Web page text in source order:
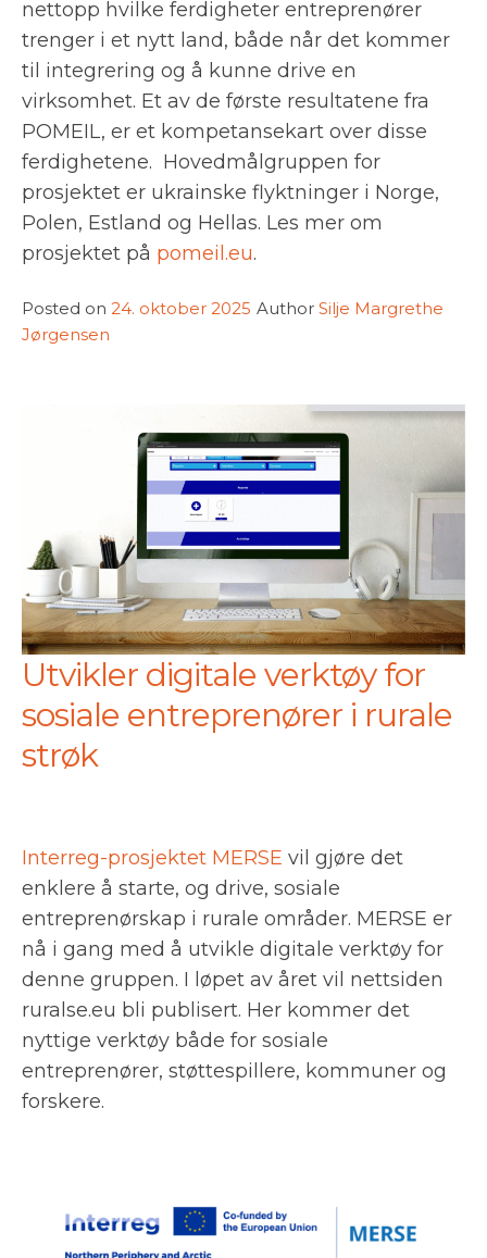
nettopp hvilke ferdigheter entreprenører
trenger i et nytt land, både når det kommer
til integrering og å kunne drive en
virksomhet. Et av de første resultatene fra
POMEIL, er et kompetansekart over disse
ferdighetene. Hovedmålgruppen for
prosjektet er ukrainske flyktninger i Norge,
Polen, Estland og Hellas. Les mer om
prosjektet på pomeil.eu.
Posted on 24. oktober 2025 Author Silje Margrethe
Jørgensen
Utvikler digitale verktøy for
sosiale entreprenører i rurale
strøk
Interreg-prosjektet MERSE vil gjøre det
enklere å starte, og drive, sosiale
entreprenørskap i rurale områder. MERSE er
nå i gang med å utvikle digitale verktøy for
denne gruppen. I løpet av året vil nettsiden
ruralse.eu bli publisert. Her kommer det
nyttige verktøy både for sosiale
entreprenører, støttespillere, kommuner og
forskere.